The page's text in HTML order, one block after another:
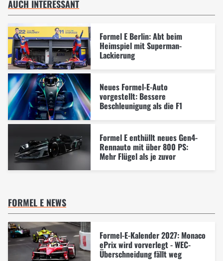
AUCH INTERESSANT
Formel E Berlin: Abt beim
Heimspiel mit Superman-
Lackierung
Neues Formel-E-Auto
vorgestellt: Bessere
Beschleunigung als die F1
Formel E enthüllt neues Gen4-
Rennauto mit über 800 PS:
Mehr Flügel als je zuvor
FORMEL E NEWS
Formel-E-Kalender 2027: Monaco
ePrix wird vorverlegt - WEC-
Überschneidung fällt weg